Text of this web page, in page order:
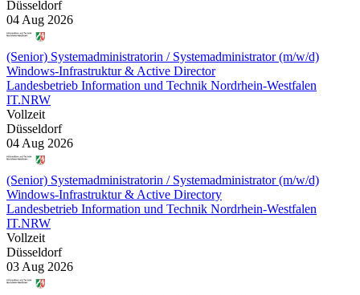
Düsseldorf
04 Aug 2026
(Senior) Systemadministratorin / Systemadministrator (m/w/d)
Windows-Infrastruktur & Active Director
Landesbetrieb Information und Technik Nordrhein-Westfalen
IT.NRW
Vollzeit
Düsseldorf
04 Aug 2026
(Senior) Systemadministratorin / Systemadministrator (m/w/d)
Windows-Infrastruktur & Active Directory
Landesbetrieb Information und Technik Nordrhein-Westfalen
IT.NRW
Vollzeit
Düsseldorf
03 Aug 2026